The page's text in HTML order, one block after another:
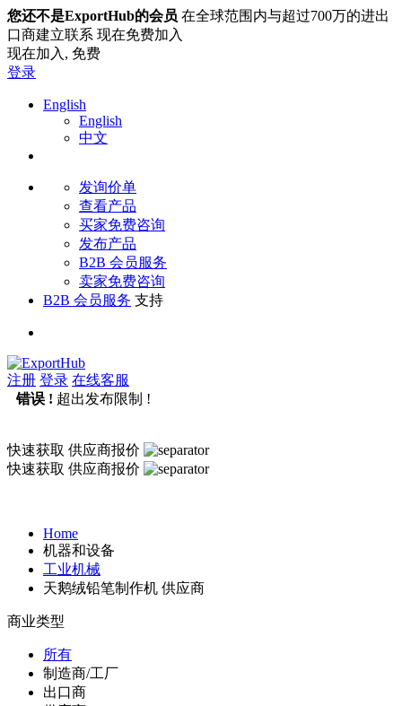
您还不是ExportHub的会员 在全球范围内与超过700万的进出
口商建立联系 现在免费加入
现在加入, 免费
登录
English
English
中文
发询价单
查看产品
买家免费咨询
发布产品
B2B 会员服务
卖家免费咨询
B2B 会员服务 支持
注册 登录 在线客服
错误 ! 超出发布限制 !
快速获取 供应商报价
快速获取 供应商报价
Home
机器和设备
工业机械
天鹅绒铅笔制作机 供应商
商业类型
所有
制造商/工厂
出口商